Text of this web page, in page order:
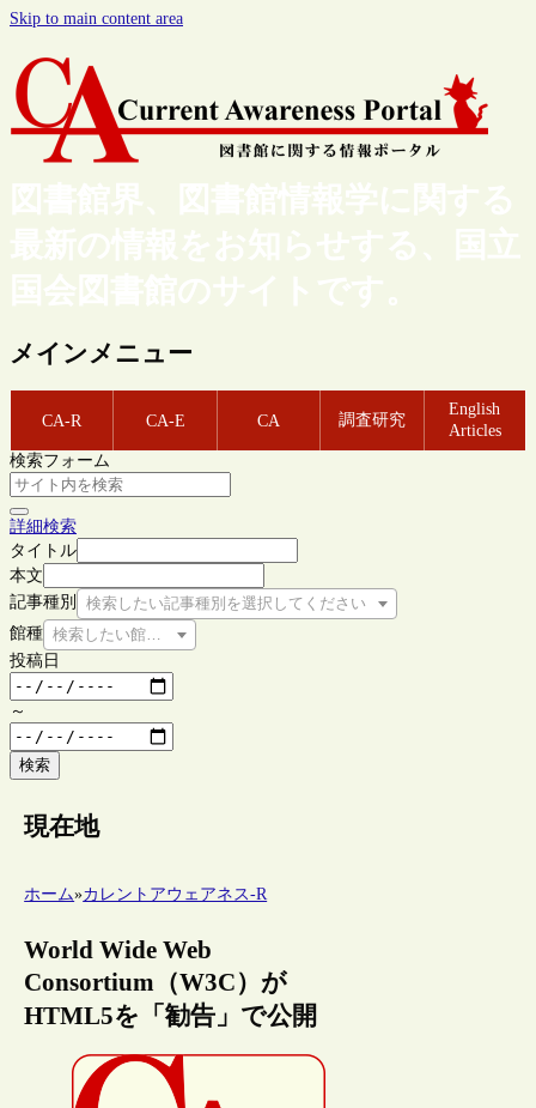
Skip to main content area
図書館界、図書館情報学に関する
最新の情報をお知らせする、国立
国会図書館のサイトです。
メインメニュー
CA-R CA-E CA 調査研究
English
Articles
検索フォーム
詳細検索
タイトル
本文
記事種別
検索したい記事種別を選択してください
館種 検索したい館種を選択してください
投稿日
～
検索
現在地
ホーム»カレントアウェアネス-R
World Wide Web
Consortium（W3C）が
HTML5を「勧告」で公開